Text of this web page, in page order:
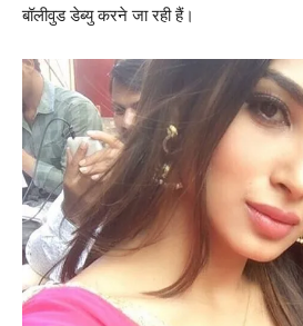
बॉलीवुड डेब्‍यु करने जा रही हैं।